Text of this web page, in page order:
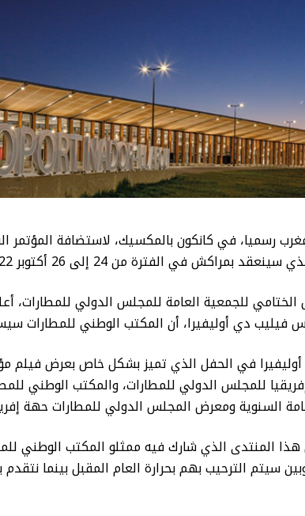
رسميا، في كانكون بالمكسيك، لاستضافة
بمراكش في الفترة من 24 إلى 26 أكتوبر 2022.
الختامي للجمعية العامة للمجلس الدولي للمطارات،
فيليب دي أوليفيرا، أن المكتب الوطني للمطارات
في الحفل الذي تميز بشكل خاص بعرض فيلم
للمجلس الدولي للمطارات، والمكتب الوطني
السنوية ومعرض المجلس الدولي للمطارات حهة
المنتدى الذي شارك فيه ممثلو المكتب الوطني
سيتم الترحيب بهم بحرارة العام المقبل بينما